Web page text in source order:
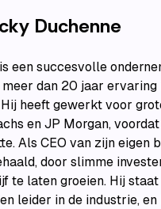
Duchenne
een succesvolle
dan 20 jaar ervaring
heeft gewerkt voor
en JP Morgan,
Als CEO van zijn eigen
door slimme
te laten groeien. Hij
leider in de industrie,